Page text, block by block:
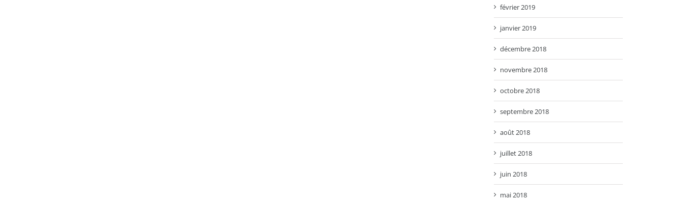
février 2019
janvier 2019
décembre 2018
novembre 2018
octobre 2018
septembre 2018
août 2018
juillet 2018
juin 2018
mai 2018